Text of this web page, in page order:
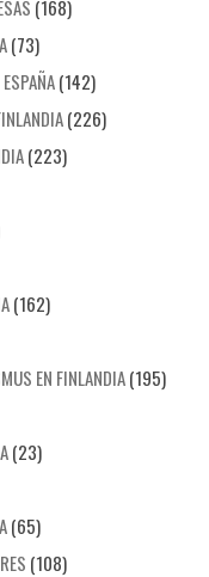
(168)
(73)
(142)
(226)
(223)
(162)
EN FINLANDIA(195)
(23)
(65)
(108)